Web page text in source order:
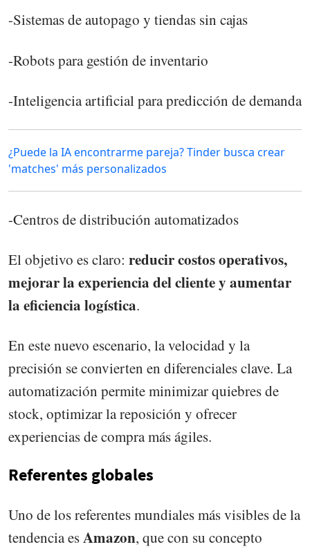
-Sistemas de autopago y tiendas sin cajas
-Robots para gestión de inventario
-Inteligencia artificial para predicción de demanda
¿Puede la IA encontrarme pareja? Tinder busca crear
'matches' más personalizados
-Centros de distribución automatizados
El objetivo es claro: reducir costos operativos,
mejorar la experiencia del cliente y aumentar
la eficiencia logística.
En este nuevo escenario, la velocidad y la
precisión se convierten en diferenciales clave. La
automatización permite minimizar quiebres de
stock, optimizar la reposición y ofrecer
experiencias de compra más ágiles.
Referentes globales
Uno de los referentes mundiales más visibles de la
tendencia esAmazon, que con su concepto